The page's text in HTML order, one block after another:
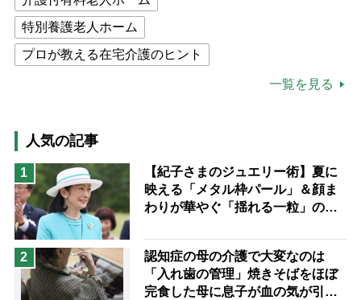
特別養護老人ホーム
プロが教える在宅介護のヒント
猫が母になつきません
息子の遠距離介護サバイバル術
兄がボケました
便利なサービス
予防法
一覧を見る
人気の記事
1
【紀子さまのジュエリー術】夏に
映える「メタル枠パール」＆顔ま
わりが華やぐ「揺れる一粒」の使
2
認知症の母の介護で大変なのは
「入れ歯の管理」焼きそばをほぼ
完食した母に息子が血の気が引い